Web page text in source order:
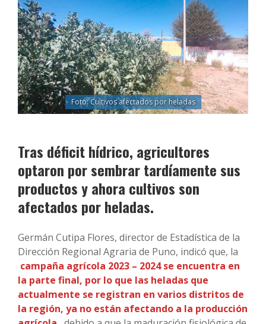
Foto: Cultivos afectados por heladas
Tras déficit hídrico, agricultores
optaron por sembrar tardíamente sus
productos y ahora cultivos son
afectados por heladas.
Germán Cutipa Flores, director de Estadística de la
Dirección Regional Agraria de Puno, indicó que, la
campaña agrícola 2023 – 2024 se encuentra en
la parte final, por lo que las heladas que
actualmente se registran en varios distritos de
la región, ya no están afectando a la producción